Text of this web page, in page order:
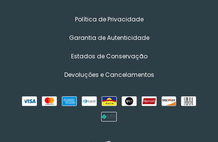
Política de Privacidade
Garantia de Autenticidade
Estados de Conservação
Devoluções e Cancelamentos